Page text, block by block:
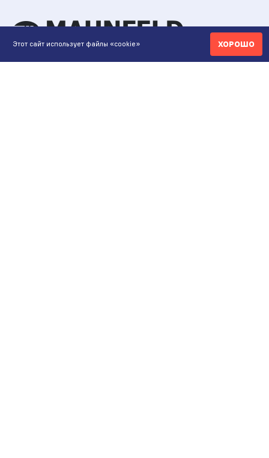
Этот сайт использует файлы «cookie» ХОРОШО